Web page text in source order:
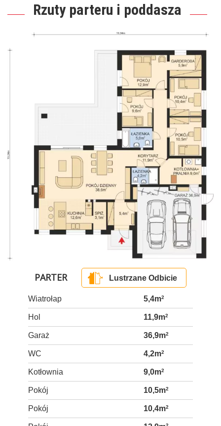
Rzuty parteru i poddasza
PARTER Lustrzane Odbicie
Wiatrołap 5,4m2
Hol 11,9m2
Garaż 36,9m2
WC 4,2m2
Kotłownia 9,0m2
Pokój 10,5m2
Pokój 10,4m2